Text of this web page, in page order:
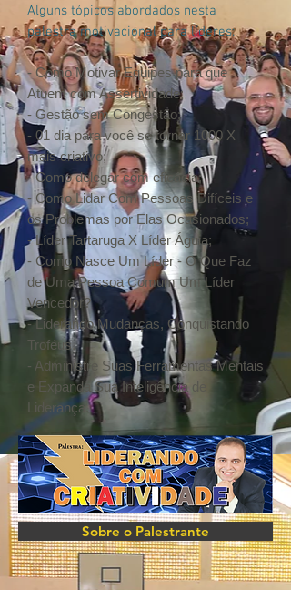
Alguns tópicos abordados nesta
palestra motivacional para líderes:
- Como Motivar Equipes para que
Atuem com Assertividade;
- Gestão sem Congestão;
- 01 dia para você se tornar 1000 X
mais criativo;
- Como delegar com eficácia;
- Como Lidar Com Pessoas Difíceis e
os Problemas por Elas Ocasionados;
- Líder Tartaruga X Líder Águia;
- Como Nasce Um Líder - O Que Faz
de Uma Pessoa Comum Um Líder
Vencedor?
- Liderando Mudanças, Conquistando
Troféus.
- Administre Suas Ferramentas Mentais
e Expanda Sua Inteligência de
Liderança.
Sobre o Palestrante